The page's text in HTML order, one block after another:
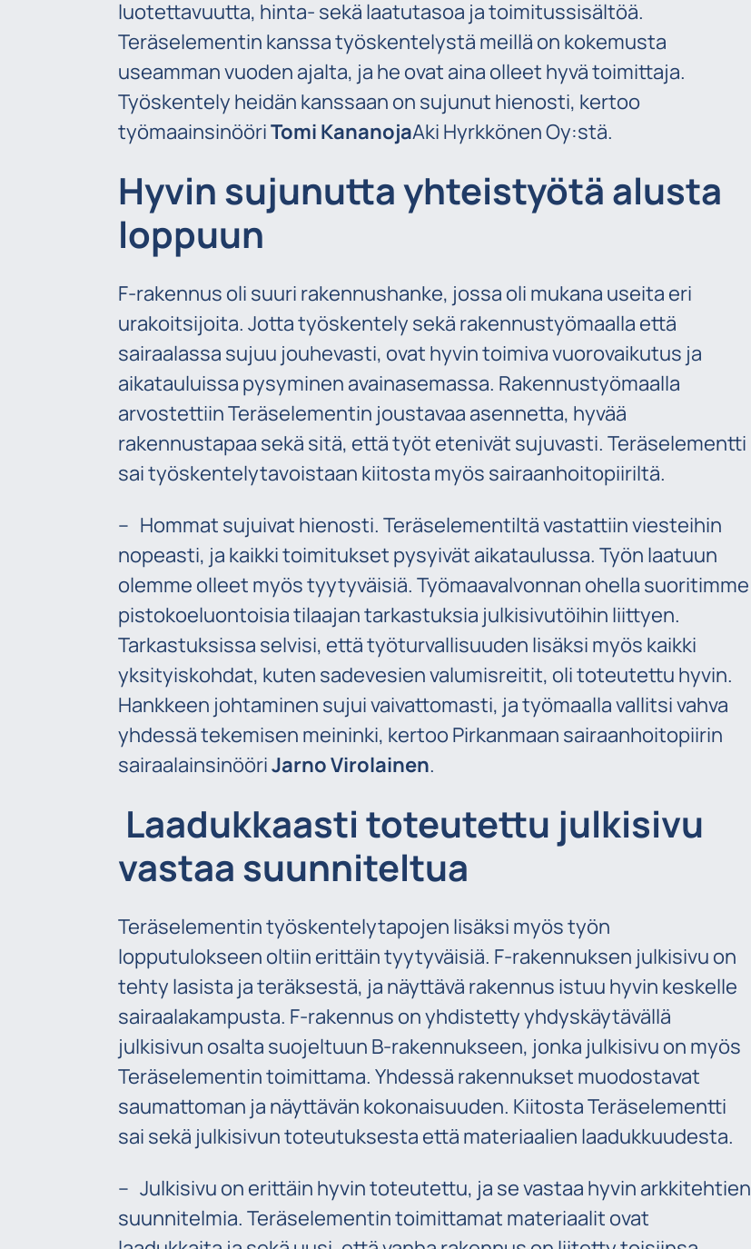
luotettavuutta, hinta- sekä laatutasoa ja toimitussisältöä.
Teräselementin kanssa työskentelystä meillä on kokemusta
useamman vuoden ajalta, ja he ovat aina olleet hyvä toimittaja.
Työskentely heidän kanssaan on sujunut hienosti, kertoo
työmaainsinööriTomi KananojaAki Hyrkkönen Oy:stä.
Hyvin sujunutta yhteistyötä alusta
loppuun
F-rakennus oli suuri rakennushanke, jossa oli mukana useita eri
urakoitsijoita. Jotta työskentely sekä rakennustyömaalla että
sairaalassa sujuu jouhevasti, ovat hyvin toimiva vuorovaikutus ja
aikatauluissa pysyminen avainasemassa. Rakennustyömaalla
arvostettiin Teräselementin joustavaa asennetta, hyvää
rakennustapaa sekä sitä, että työt etenivät sujuvasti. Teräselementti
sai työskentelytavoistaan kiitosta myös sairaanhoitopiiriltä.
– Hommat sujuivat hienosti. Teräselementiltä vastattiin viesteihin
nopeasti, ja kaikki toimitukset pysyivät aikataulussa. Työn laatuun
olemme olleet myös tyytyväisiä. Työmaavalvonnan ohella suoritimme
pistokoeluontoisia tilaajan tarkastuksia julkisivutöihin liittyen.
Tarkastuksissa selvisi, että työturvallisuuden lisäksi myös kaikki
yksityiskohdat, kuten sadevesien valumisreitit, oli toteutettu hyvin.
Hankkeen johtaminen sujui vaivattomasti, ja työmaalla vallitsi vahva
yhdessä tekemisen meininki, kertoo Pirkanmaan sairaanhoitopiirin
sairaalainsinööriJarno Virolainen.
Laadukkaasti toteutettu julkisivu
vastaa suunniteltua
Teräselementin työskentelytapojen lisäksi myös työn
lopputulokseen oltiin erittäin tyytyväisiä. F-rakennuksen julkisivu on
tehty lasista ja teräksestä, ja näyttävä rakennus istuu hyvin keskelle
sairaalakampusta. F-rakennus on yhdistetty yhdyskäytävällä
julkisivun osalta suojeltuun B-rakennukseen, jonka julkisivu on myös
Teräselementin toimittama. Yhdessä rakennukset muodostavat
saumattoman ja näyttävän kokonaisuuden. Kiitosta Teräselementti
sai sekä julkisivun toteutuksesta että materiaalien laadukkuudesta.
– Julkisivu on erittäin hyvin toteutettu, ja se vastaa hyvin arkkitehtien
suunnitelmia. Teräselementin toimittamat materiaalit ovat